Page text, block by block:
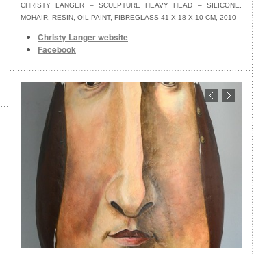
CHRISTY LANGER – SCULPTURE HEAVY HEAD – SILICONE,
MOHAIR, RESIN, OIL PAINT, FIBREGLASS 41 X 18 X 10 CM, 2010
Christy Langer website
Facebook